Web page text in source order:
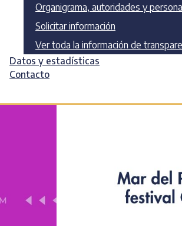
Organigrama, autoridades y
Solicitar información
Ver toda la información de
Datos y estadísticas
Contacto